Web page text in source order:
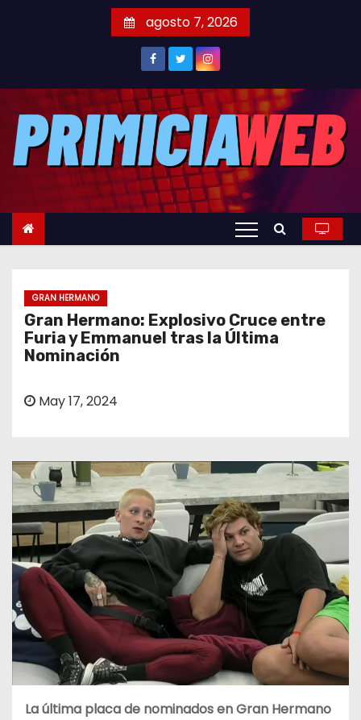
o
agosto 7, 2026
GRAN HERMANO
Gran Hermano: Explosivo Cruce entre
Furia y Emmanuel tras la Última
Nominación
May 17, 2024
La última placa de nominados en Gran Hermano